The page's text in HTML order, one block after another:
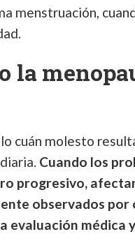
menstruación,
la
cuán molesto
Cuando los
progresivo,
observados por
evaluación médica